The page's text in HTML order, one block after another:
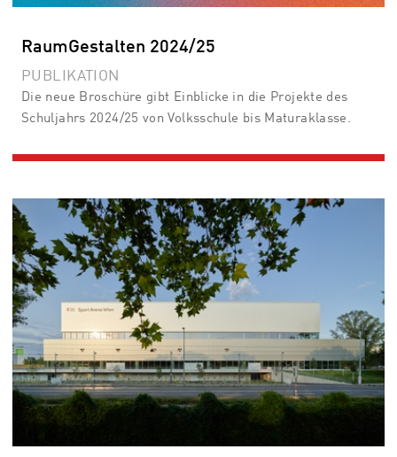
RaumGestalten 2024/25
PUBLIKATION
Die neue Broschüre gibt Einblicke in die Projekte des
Schuljahrs 2024/25 von Volksschule bis Maturaklasse.